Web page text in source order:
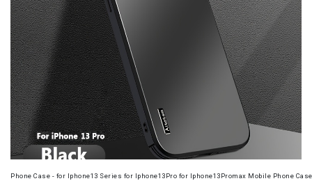
Phone Case - for Iphone13 Series for Iphone13Pro for Iphone13Promax Mobile Phone